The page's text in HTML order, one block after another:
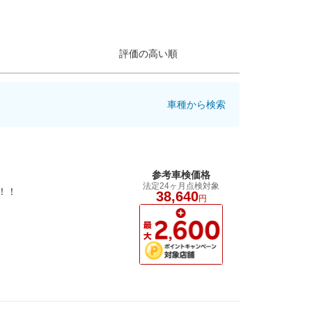
評価の高い順
車種から検索
！
参考車検価格
法定24ヶ月点検対象
38,640円